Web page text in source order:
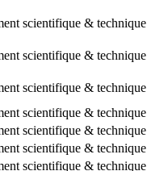
scientifique & technique
scientifique & technique
scientifique & technique
scientifique & technique
scientifique & technique
scientifique & technique
scientifique & technique